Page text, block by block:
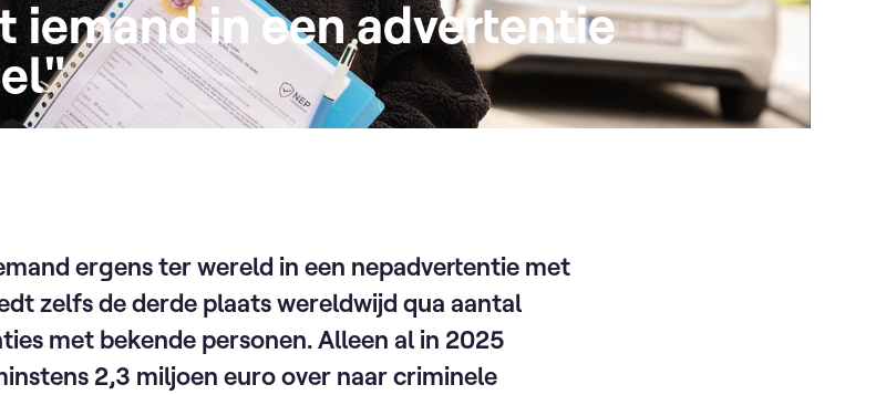
in een advertentie
ergens ter wereld in een nepadvertentie met
zelfs de derde plaats wereldwijd qua aantal
met bekende personen. Alleen al in 2025
2,3 miljoen euro over naar criminele